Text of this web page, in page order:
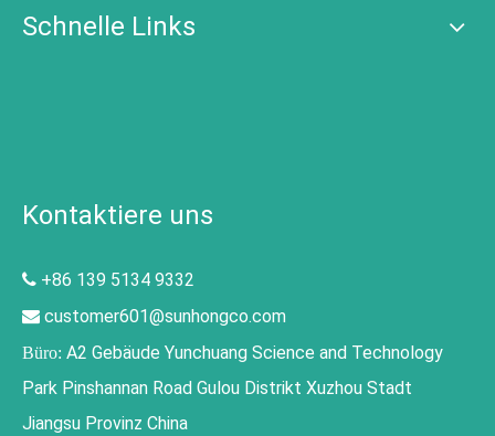
Schnelle Links
Kontaktiere uns
 +86 139 5134 9332
 customer601@sunhongco.com
Büro: A2 Gebäude Yunchuang Science and Technology
Park Pinshannan Road Gulou Distrikt Xuzhou Stadt
Jiangsu Provinz China